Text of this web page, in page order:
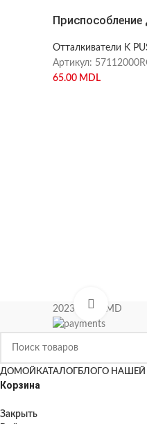
Отталкиватели K
Артикул:
65.00 MDL
2023 KIPAS.MD
ДОМОЙ КАТАЛОГ БЛОГ О
Корзина
Закрыть